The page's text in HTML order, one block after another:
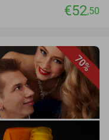
€52,50
70%